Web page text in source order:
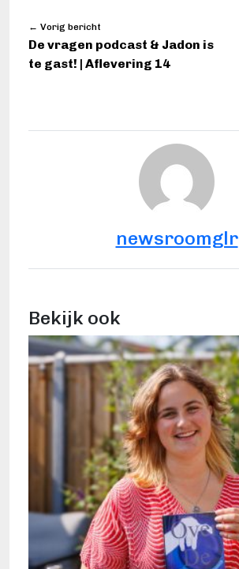
← Vorig bericht
De vragen podcast & Jadon is
te gast! | Aflevering 14
newsroomglr
Bekijk ook